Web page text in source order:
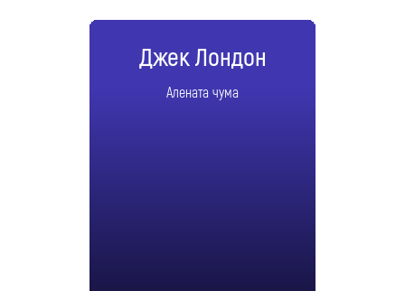
Джек Лондон
Алената чума